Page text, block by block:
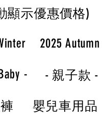
顯示優惠價格)
2025 Autumn
- - 親子款 -
嬰兒車用品